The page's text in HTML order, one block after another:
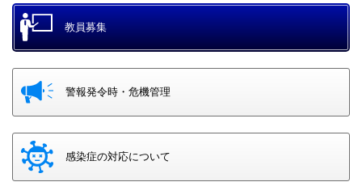
教員募集
警報発令時・危機管理
感染症の対応について